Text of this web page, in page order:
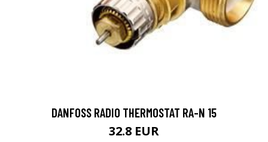
DANFOSS RADIO THERMOSTAT RA-N 15
32.8 EUR